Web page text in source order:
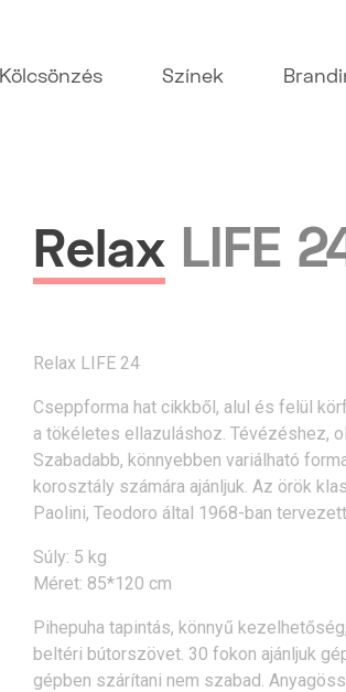
Kölcsönzés Színek
RelaxLIFE
Relax LIFE 24
Cseppforma hat cikkből, alul és felül
a tökéletes ellazuláshoz. Tévézéshez,
Szabadabb, könnyebben variálható
korosztály számára ajánljuk. Az örök
Paolini, Teodoro által 1968-ban
Súly: 5 kg
Méret: 85*120 cm
Pihepuha tapintás, könnyű
beltéri bútorszövet. 30 fokon ajánljuk
gépben szárítani nem szabad.